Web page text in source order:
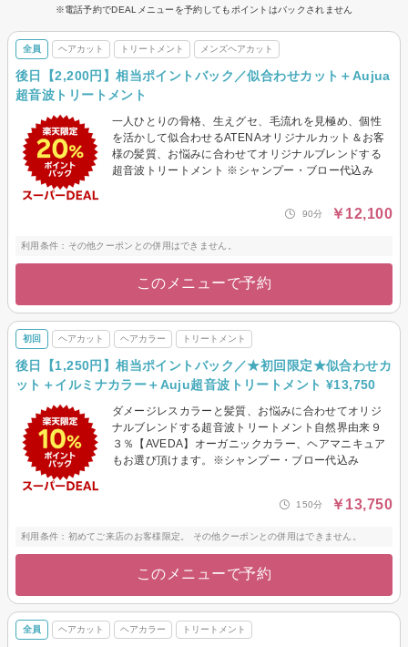
炭酸ヘッドスパ
眉カット・眉カラー・脱色(ブ
その他(ヘア)
メンズヘアカラー メンズパーマ
メンズ縮毛矯正 メンズヘッドスパ・頭皮ケア
メンズ眉カット・眉カラー・
脱色(ブリーチ)
※電話予約でDEALメニューを予約してもポイントはバックされません
全員 ヘアカット トリートメント メンズヘアカット
後日【2,200円】相当ポイントバック／似合わせカット＋Aujua
超音波トリートメント
一人ひとりの骨格、生えグセ、毛流れを見極め、個性
を活かして似合わせるATENAオリジナルカット＆お客
様の髪質、お悩みに合わせてオリジナルブレンドする
超音波トリートメント ※シャンプー・ブロー代込み
90分 ￥12,100
利用条件：その他クーポンとの併用はできません。
このメニューで予約
初回 ヘアカット ヘアカラー トリートメント
後日【1,250円】相当ポイントバック／★初回限定★似合わせカ
ット＋イルミナカラー＋Auju超音波トリートメント ¥13,750
ダメージレスカラーと髪質、お悩みに合わせてオリジ
ナルブレンドする超音波トリートメント自然界由来９
３％【AVEDA】オーガニックカラー、ヘアマニキュア
もお選び頂けます。※シャンプー・ブロー代込み
150分 ￥13,750
利用条件：初めてご来店のお客様限定。 その他クーポンとの併用はできません。
このメニューで予約
全員 ヘアカット ヘアカラー トリートメント